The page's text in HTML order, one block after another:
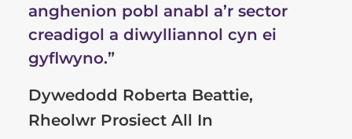
anghenion pobl anabl a’r sector
creadigol a diwylliannol cyn ei
gyflwyno.”
Dywedodd Roberta Beattie,
Rheolwr Prosiect All In